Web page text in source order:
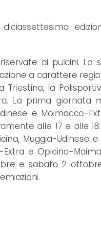
ai pulcini. La
a carattere
la
La prima giornata
e Moimacco-
alle 17 e alle
Muggia-Udinese
e Opicina-
e sabato 2